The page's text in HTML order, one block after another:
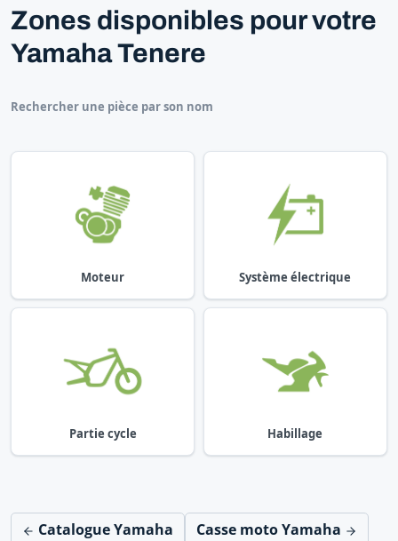
Zones disponibles pour votre
Yamaha Tenere
Rechercher une pièce par son nom
Moteur Système électrique
Partie cycle Habillage
Catalogue Yamaha Casse moto Yamaha